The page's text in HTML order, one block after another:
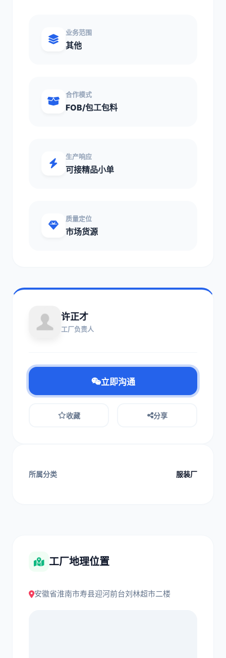
业务范围
其他
合作模式
FOB/包工包料
生产响应
可接精品小单
质量定位
市场货源
许正才
工厂负责人
立即沟通
收藏 分享
所属分类 服装厂
工厂地理位置
安徽省淮南市寿县迎河前台刘林超市二楼